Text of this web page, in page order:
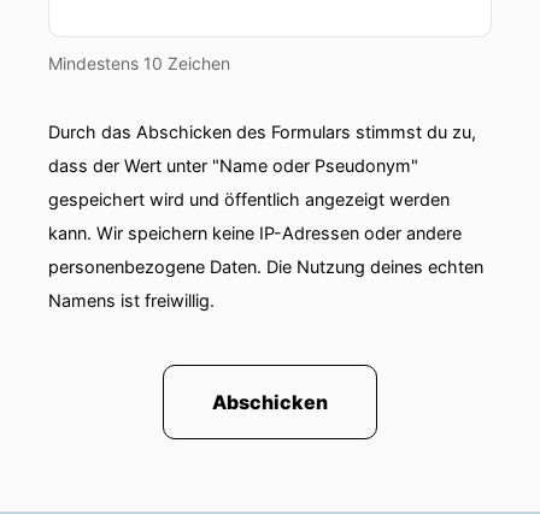
Mindestens 10 Zeichen
Durch das Abschicken des Formulars stimmst du zu,
dass der Wert unter "Name oder Pseudonym"
gespeichert wird und öffentlich angezeigt werden
kann. Wir speichern keine IP-Adressen oder andere
personenbezogene Daten. Die Nutzung deines echten
Namens ist freiwillig.
Abschicken